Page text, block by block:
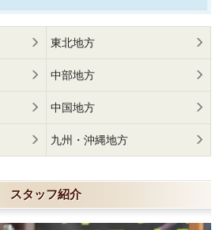
東北地方
中部地方
中国地方
九州・沖縄地方
スタッフ紹介